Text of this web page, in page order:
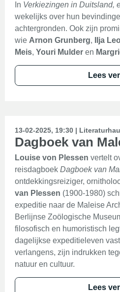
In Verkiezingen in Duitsland,
wekelijks over hun
achtergronden. Ook zijn
wie Arnon Grunberg, Ilja
Meis, Youri Mulder en
Lees
13-02-2025, 19:30 |
Dagboek van
Louise von Plessen vertelt
reisdagboek Dagboek van
ontdekkingsreiziger,
van Plessen (1900-1980)
expeditie naar de Maleise
Berlijnse Zoölogische
filosofisch en humoristisch
dagelijkse expeditieleven
verlangens, zijn indrukken
natuur en cultuur.
Lees